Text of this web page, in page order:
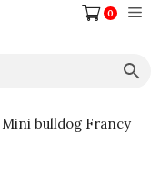
0
Mini bulldog Francy